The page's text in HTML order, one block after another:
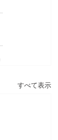
すべて表示